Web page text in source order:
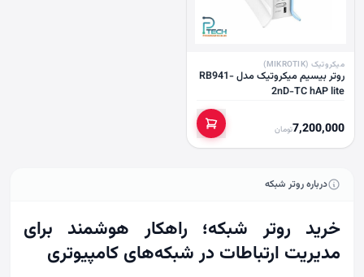
میکروتیک (MIKROTIK)
روتر بیسیم میکروتیک مدل RB941-
2nD-TC hAP lite
7,200,000تومان
درباره روتر شبکه
خرید روتر شبکه؛ راهکار هوشمند برای
مدیریت ارتباطات در شبکه‌های کامپیوتری